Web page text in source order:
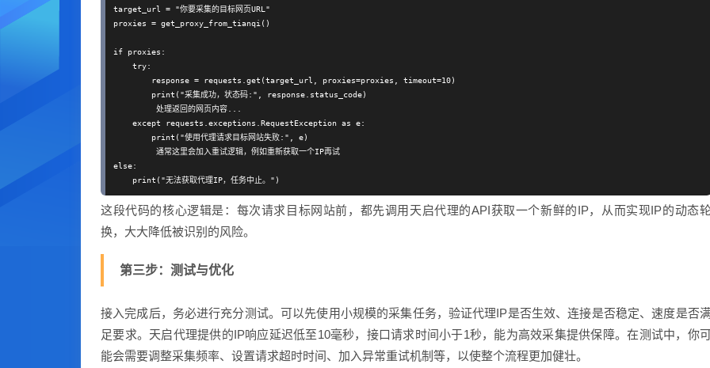
target_url = "你要采集的目标网页URL"
proxies = get_proxy_from_tianqi()
if proxies:
    try:
        response = requests.get(target_url, proxies=proxies, timeout=10)
        print("采集成功，状态码:", response.status_code)
         处理返回的网页内容...
    except requests.exceptions.RequestException as e:
        print("使用代理请求目标网站失败:", e)
         通常这里会加入重试逻辑，例如重新获取一个IP再试
else:
这段代码的核心逻辑是：每次请求目标网站前，都先调用天启代理的API获取一个新鲜的IP，从而实现IP的动态
换，大大降低被识别的风险。
第三步：测试与优化
接入完成后，务必进行充分测试。可以先使用小规模的采集任务，验证代理IP是否生效、连接是否稳定、速度是否
足要求。天启代理提供的IP响应延迟低至10毫秒，接口请求时间小于1秒，能为高效采集提供保障。在测试中，你
能会需要调整采集频率、设置请求超时时间、加入异常重试机制等，以使整个流程更加健壮。